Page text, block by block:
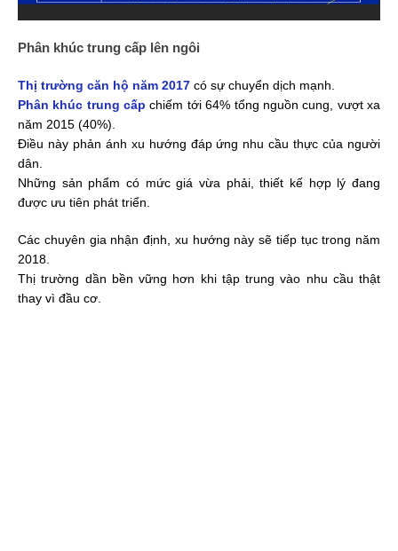
Phân khúc trung cấp lên ngôi
Thị trường căn hộ năm 2017 có sự chuyển dịch mạnh.
Phân khúc trung cấp chiếm tới 64% tổng nguồn cung, vượt xa
năm 2015 (40%).
Điều này phản ánh xu hướng đáp ứng nhu cầu thực của người
dân.
Những sản phẩm có mức giá vừa phải, thiết kế hợp lý đang
được ưu tiên phát triển.
Các chuyên gia nhận định, xu hướng này sẽ tiếp tục trong năm
2018.
Thị trường dần bền vững hơn khi tập trung vào nhu cầu thật
thay vì đầu cơ.